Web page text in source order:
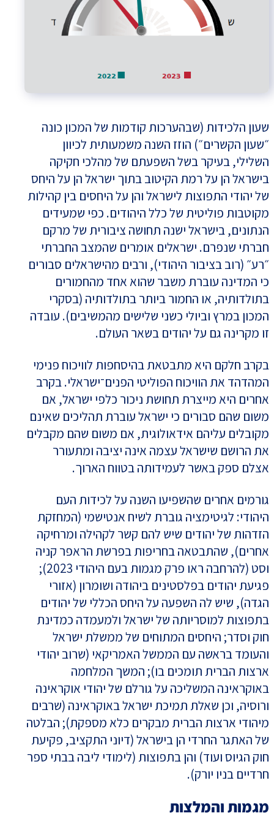
שעון הלכידות (שבהערכות קודמות של המכון כונה
״שעון הקשרים״) הוזז השנה משמעותית לכיוון
השלילי, בעיקר בשל השפעתם של מהלכי חקיקה
בישראל הן על רמת הקיטוב בתוך ישראל הן על היחס
של יהודי התפוצות לישראל והן על היחסים בין קהילות
מקוטבות פוליטית של כלל היהודים. כפי שמעידים
הנתונים, בישראל ישנה תחושה ציבורית של מרקם
חברתי שנפרם. ישראלים אומרים שהמצב החברתי
״רע״ (רוב בציבור היהודי), ורבים מהישראלים סבורים
כי המדינה עוברת משבר שהוא אחד מהחמורים
בתולדותיה, או החמור ביותר בתולדותיה (בסקרי
המכון במרץ וביולי כשני שלישים מהמשיבים). עובדה
זו מקרינה גם על יהודים בשאר העולם.
בקרב חלקם היא מתבטאת בהיסחפות לוויכוח פנימי
המהדהד את הוויכוח הפוליטי הפנים־ישראלי. בקרב
אחרים היא מייצרת תחושת ניכור כלפי ישראל, אם
משום שהם סבורים כי ישראל עוברת תהליכים שאינם
מקובלים עליהם אידאולוגית, אם משום שהם מקבלים
את הרושם שישראל עצמה אינה יציבה ומתעורר
אצלם ספק באשר לעמידותה בטווח הארוך.
גורמים אחרים שהשפיעו השנה על לכידות העם
היהודי: לגיטימציה גוברת לשיח אנטישמי (המחזקת
הזדהות של יהודים שיש להם קשר לקהילה ומרחיקה
אחרים), שהתבטאה בחריפות בפרשת הראפר קניה
וסט (להרחבה ראו פרק מגמות בעם היהודי 2023);
פגיעת יהודים בפלסטינים ביהודה ושומרון (אזורי
הגדה), שיש לה השפעה על היחס הכללי של יהודים
בתפוצות למוסריותה של ישראל ולמעמדה כמדינת
חוק וסדר; היחסים המתוחים של ממשלת ישראל
והעומד בראשה עם הממשל האמריקאי (שרוב יהודי
ארצות הברית תומכים בו); המשך המלחמה
באוקראינה המשליכה על גורלם של יהודי אוקראינה
ורוסיה, וכן שאלת תמיכת ישראל באוקראינה (שרבים
מיהודי ארצות הברית מבקרים כלא מספקת); הבלטה
של האתגר החרדי הן בישראל (דיוני התקציב, פקיעת
חוק הגיוס ועוד) והן בתפוצות (לימודי ליבה בבתי ספר
חרדיים בניו יורק).
מגמות והמלצות